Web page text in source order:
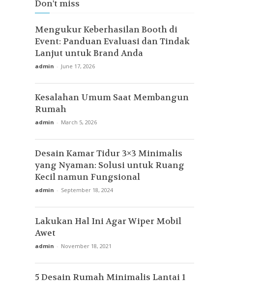
Don't miss
Mengukur Keberhasilan Booth di
Event: Panduan Evaluasi dan Tindak
Lanjut untuk Brand Anda
admin - June 17, 2026
Kesalahan Umum Saat Membangun
Rumah
admin - March 5, 2026
Desain Kamar Tidur 3×3 Minimalis
yang Nyaman: Solusi untuk Ruang
Kecil namun Fungsional
admin - September 18, 2024
Lakukan Hal Ini Agar Wiper Mobil
Awet
admin - November 18, 2021
5 Desain Rumah Minimalis Lantai 1